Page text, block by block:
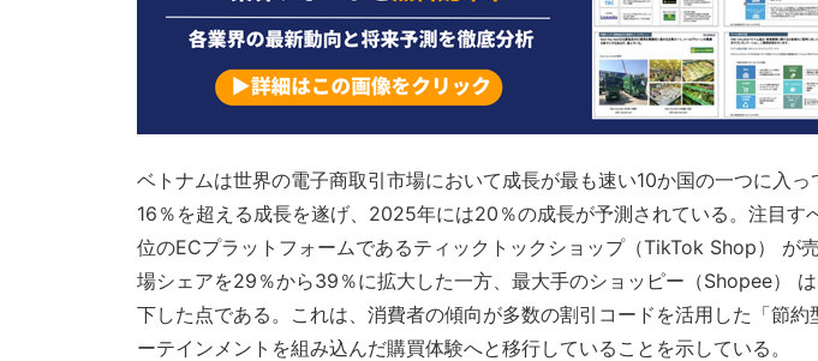
ベトナムは世界の電子商取引市場において成長が最も速い10か国の一つに入
16％を超える成長を遂げ、2025年には20％の成長が予測されている。注目す
位のECプラットフォームであるティックトックショップ（TikTok Shop） が
場シェアを29％から39％に拡大した一方、最大手のショッピー（Shopee）
下した点である。これは、消費者の傾向が多数の割引コードを活用した「節約
ーテインメントを組み込んだ購買体験へと移行していることを示している。